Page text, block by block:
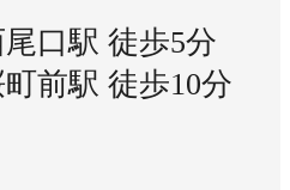
口駅 徒歩5分
前駅 徒歩10分